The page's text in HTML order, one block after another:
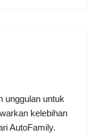
unggulan untuk
kelebihan
AutoFamily.